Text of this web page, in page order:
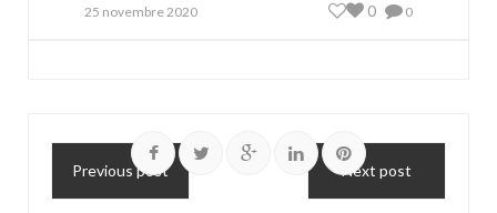
25 novembre 2020 0
0
Previous post Next post